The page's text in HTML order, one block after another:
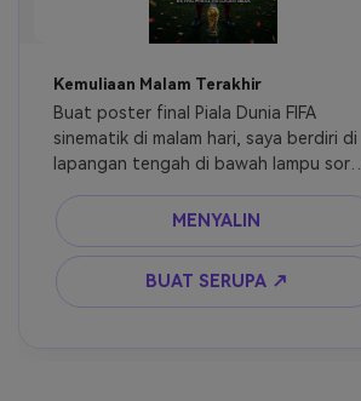
Kemuliaan Malam Terakhir
Buat poster final Piala Dunia FIFA
sinematik di malam hari, saya berdiri di
lapangan tengah di bawah lampu sorot
raksasa, ekspresi emosional, bayangan
kontras tinggi, komposisi poster film
olahraga premium, suasana sepak bola
ultra realistis.
MENYALIN
BUAT SERUPA ↗